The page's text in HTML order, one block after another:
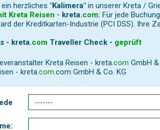
herzliches "Kalimera" in unserer Kreta /
Kreta Reisen - kreta.com: Für jede
der Kreditkarten-Industrie (PCI DSS). Ihre
- kreta.com Traveller Check - geprüft
Kreta Reisen - kreta.com GmbH
- kreta.com.com GmbH & Co. KG